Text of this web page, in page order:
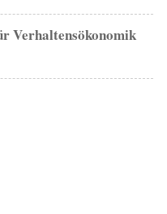
Verhaltensökonomik